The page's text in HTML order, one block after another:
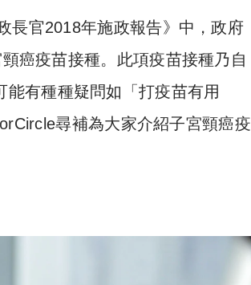
p
y
Li
n
k
at
s
p
p
長官2018年施政報告》中，政府
癌疫苗接種。此項疫苗接種乃自
有種種疑問如「打疫苗有用
尋補為大家介紹子宮頸癌疫